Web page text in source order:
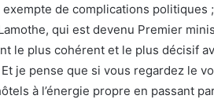
exempte de complications politiques
qui est devenu Premier
le plus cohérent et le plus décisif
je pense que si vous regardez le
à l’énergie propre en passant